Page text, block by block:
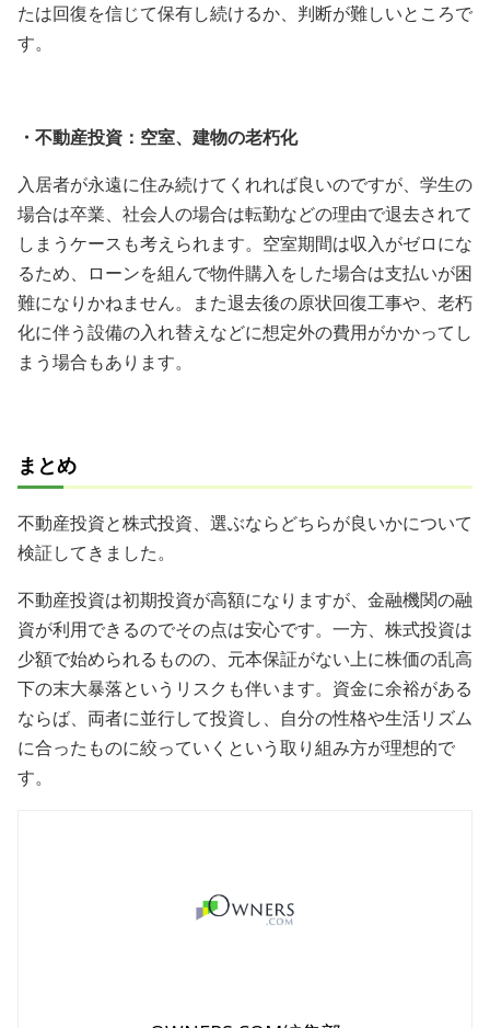
たは回復を信じて保有し続けるか、判断が難しいところで
す。
・不動産投資：空室、建物の老朽化
入居者が永遠に住み続けてくれれば良いのですが、学生の
場合は卒業、社会人の場合は転勤などの理由で退去されて
しまうケースも考えられます。空室期間は収入がゼロにな
るため、ローンを組んで物件購入をした場合は支払いが困
難になりかねません。また退去後の原状回復工事や、老朽
化に伴う設備の入れ替えなどに想定外の費用がかかってし
まう場合もあります。
まとめ
不動産投資と株式投資、選ぶならどちらが良いかについて
検証してきました。
不動産投資は初期投資が高額になりますが、金融機関の融
資が利用できるのでその点は安心です。一方、株式投資は
少額で始められるものの、元本保証がない上に株価の乱高
下の末大暴落というリスクも伴います。資金に余裕がある
ならば、両者に並行して投資し、自分の性格や生活リズム
に合ったものに絞っていくという取り組み方が理想的で
す。